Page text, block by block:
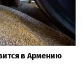
в Армению